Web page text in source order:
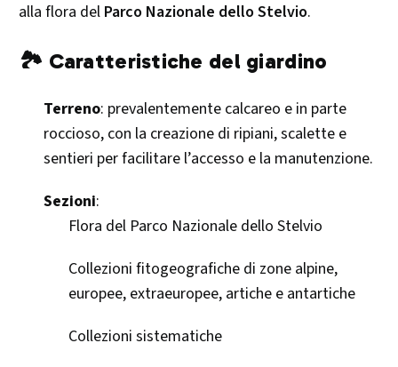
alla flora del Parco Nazionale dello Stelvio. ​
🏞️ Caratteristiche del giardino
Terreno: prevalentemente calcareo e in parte
roccioso, con la creazione di ripiani, scalette e
sentieri per facilitare l’accesso e la manutenzione.
Sezioni:
Flora del Parco Nazionale dello Stelvio
Collezioni fitogeografiche di zone alpine,
europee, extraeuropee, artiche e antartiche
Collezioni sistematiche